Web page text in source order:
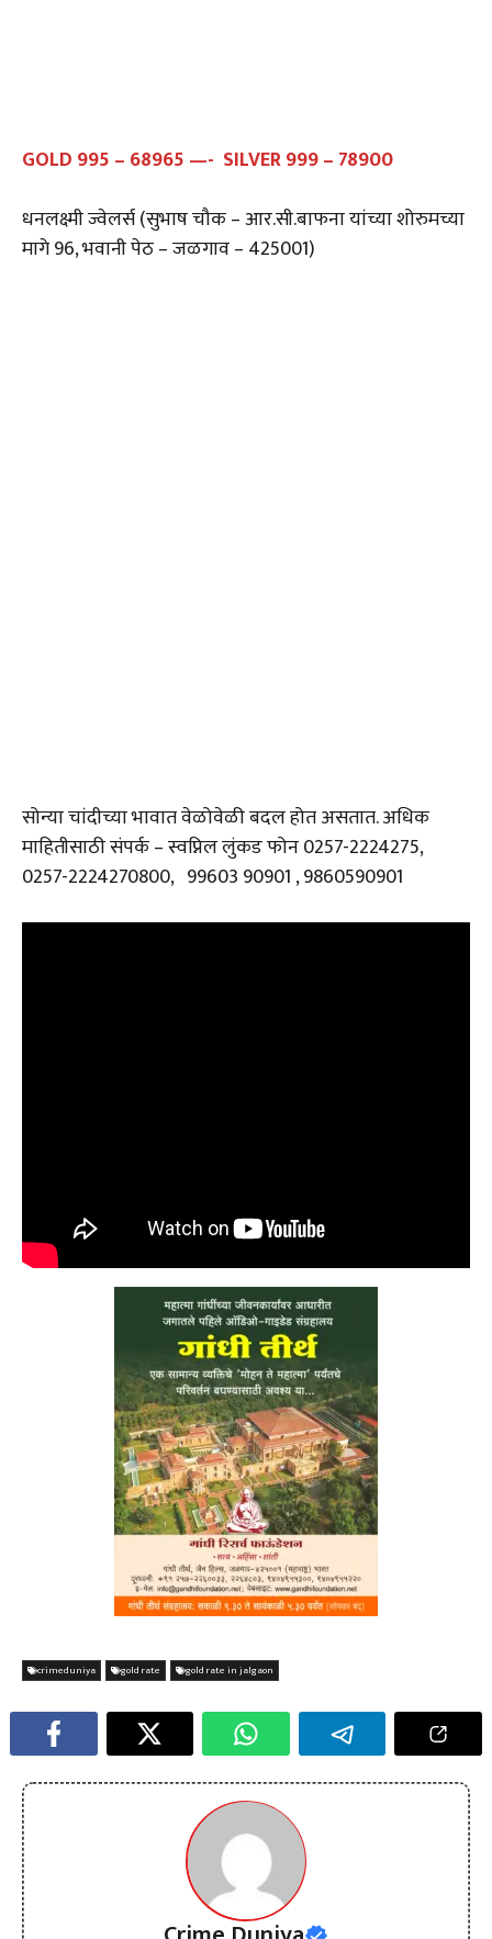
GOLD 995 – 68965 —- SILVER 999 – 78900
धनलक्ष्मी ज्वेलर्स (सुभाष चौक – आर.सी.बाफना यांच्या शोरुमच्या
मागे 96, भवानी पेठ – जळगाव – 425001)
सोन्या चांदीच्या भावात वेळोवेळी बदल होत असतात. अधिक
माहितीसाठी संपर्क – स्वप्निल लुंकड फोन 0257-2224275,
0257-2224270800, 99603 90901 , 9860590901
crimeduniya gold rate gold rate in jalgaon